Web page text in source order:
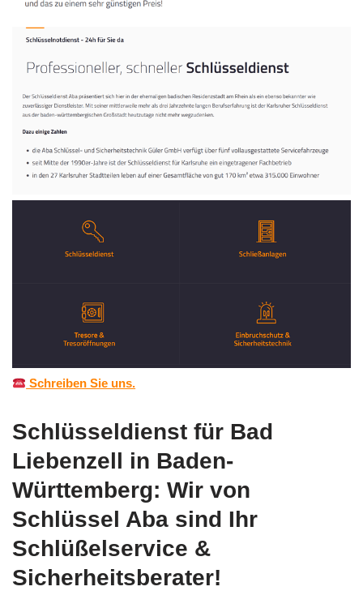
Schreiben Sie uns.
Schlüsseldienst für Bad
Liebenzell in Baden-
Württemberg: Wir von
Schlüssel Aba sind Ihr
Schlüßelservice &
Sicherheitsberater!